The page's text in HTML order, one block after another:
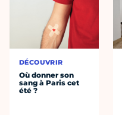
DÉCOUVRIR
Où donner son
sang à Paris cet
été ?